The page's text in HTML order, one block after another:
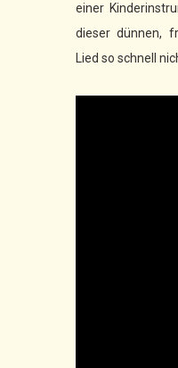
einer
dieser dünnen,
Lied so schnell